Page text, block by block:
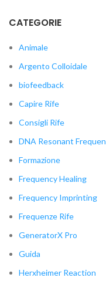
CATEGORIE
Animale
Argento Colloidale
biofeedback
Capire Rife
Consigli Rife
DNA Resonant
Formazione
Frequency Healing
Frequency Imprinting
Frequenze Rife
GeneratorX Pro
Guida
Herxheimer Reaction